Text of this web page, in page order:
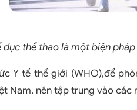
dục thể thao là một biện
Y tế thế giới (WHO),để
Nam, nên tập trung vào các